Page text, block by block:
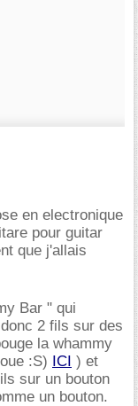
en electronique
pour guitar
que j'allais
Bar " qui
2 fils sur des
la whammy
:S) ICI ) et
sur un bouton
un bouton.